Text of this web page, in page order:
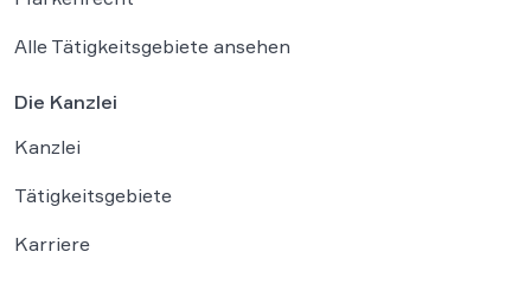
Alle Tätigkeitsgebiete ansehen
Die Kanzlei
Kanzlei
Tätigkeitsgebiete
Karriere